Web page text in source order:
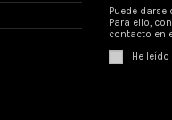
Puede
Para ello,
contacto en
He